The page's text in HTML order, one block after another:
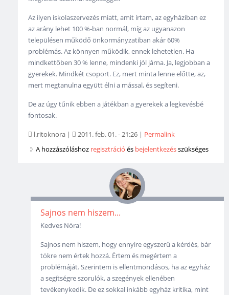
Az ilyen iskolaszervezés miatt, amit írtam, az egyháziban ez
az arány lehet 100 %-ban normál, míg az ugyanazon
településen működő önkormányzatiban akár 60%
problémás. Az könnyen működik, ennek lehetetlen. Ha
mindkettőben 30 % lenne, mindenki jól járna. Ja, legjobban a
gyerekek. Mindkét csoport. Ez, mert minta lenne előtte, az,
mert megtanulna együtt élni a mással, és segíteni.
De az úgy tűnik ebben a játékban a gyerekek a legkevésbé
fontosak.
l.ritoknora | 2011. feb. 01. - 21:26 | Permalink
A hozzászóláshoz regisztráció és bejelentkezésszükséges
Sajnos nem hiszem...
Kedves Nóra!
Sajnos nem hiszem, hogy ennyire egyszerű a kérdés, bár
tökre nem értek hozzá. Értem és megértem a
problémáját. Szerintem is ellentmondásos, ha az egyház
a segítségre szorulók, a szegények ellenében
tevékenykedik. De ez sokkal inkább egyház kritika, mint